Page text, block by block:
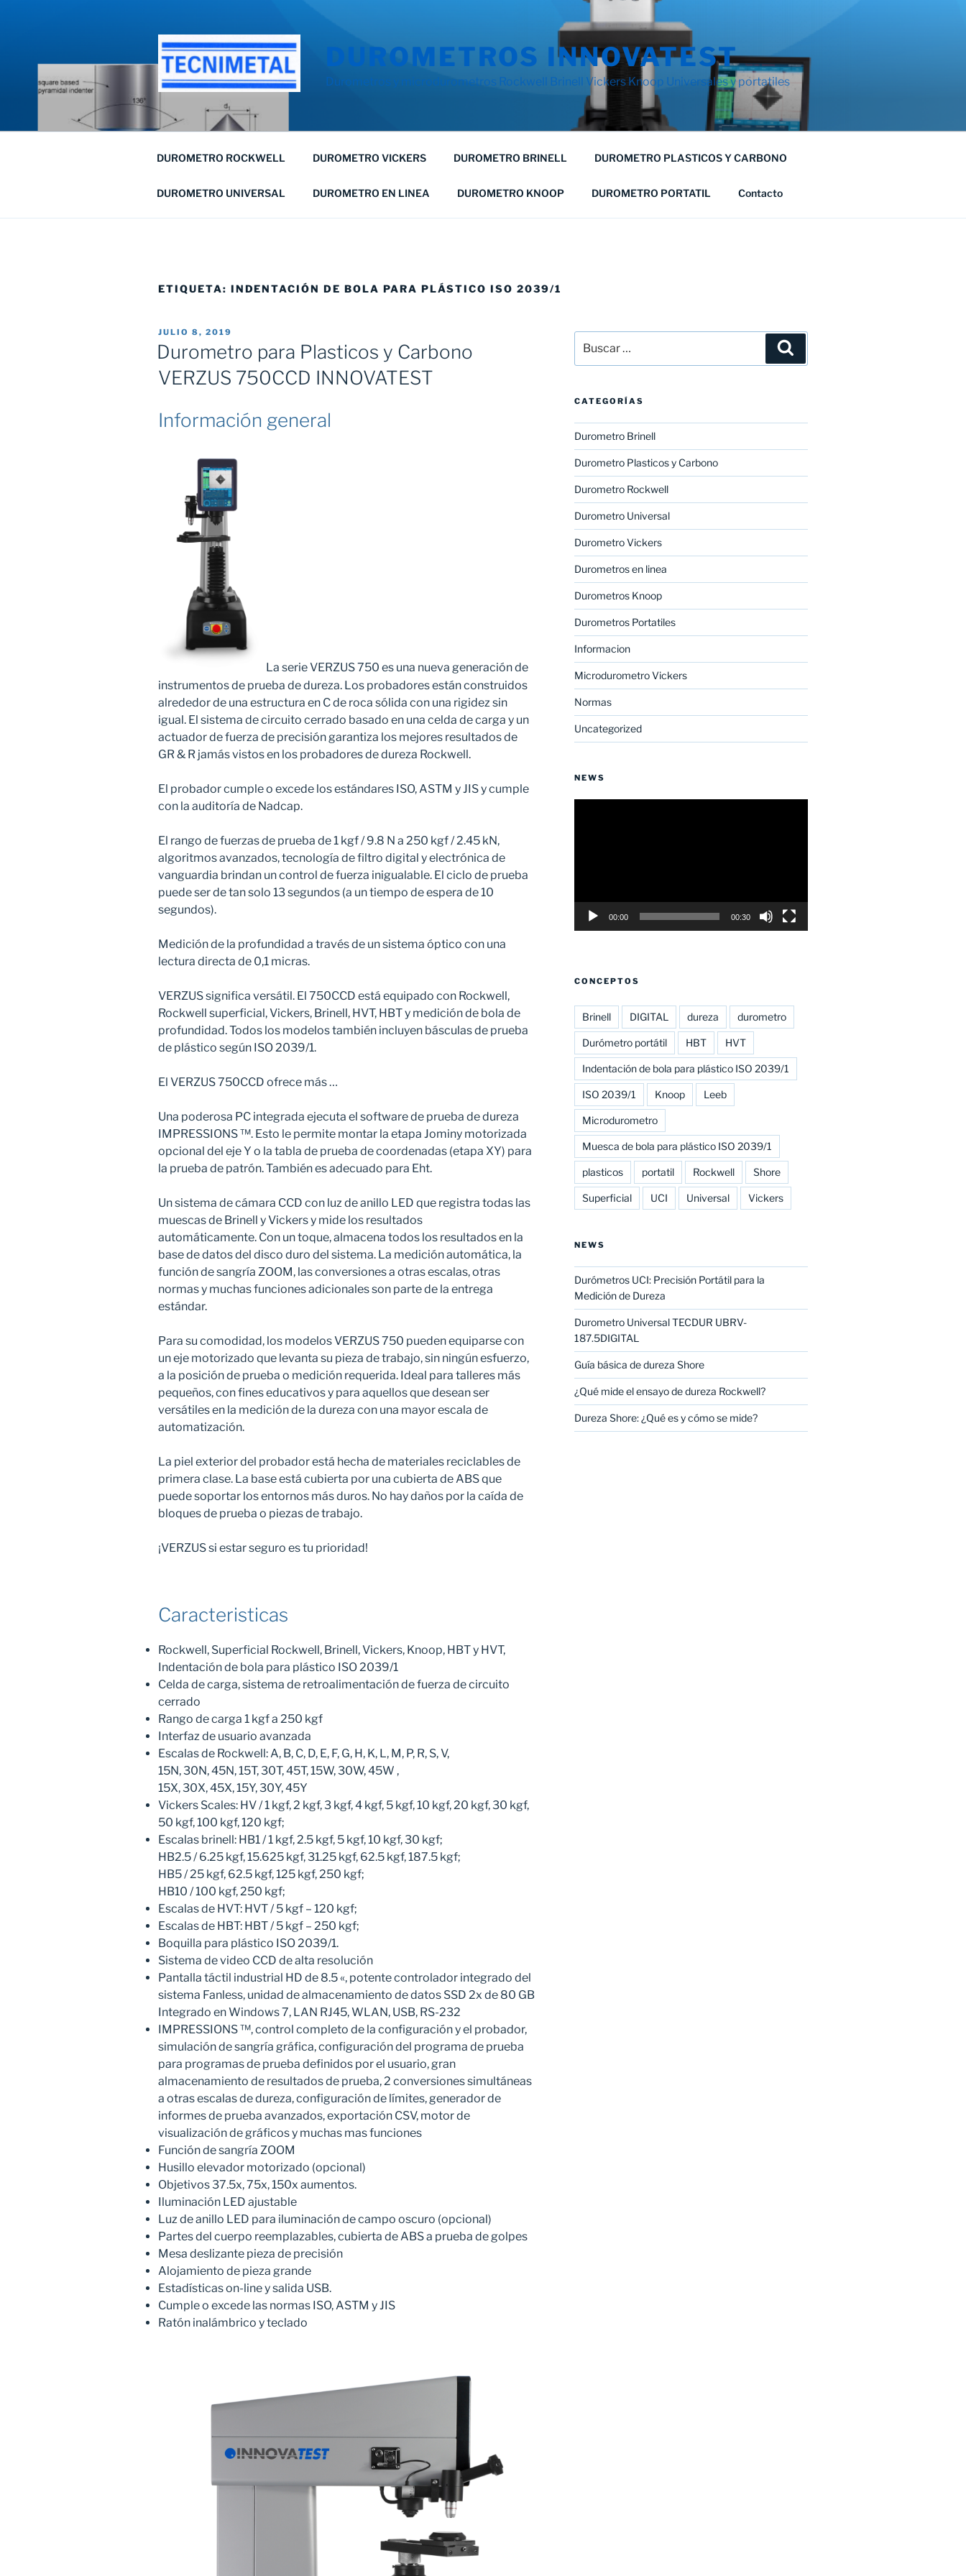
DUROMETROS INNOVATEST
Durometros y microdurometros Rockwell Brinell Vickers Knoop Universales y portatiles
DUROMETRO ROCKWELL DUROMETRO VICKERS DUROMETRO BRINELL DUROMETRO PLASTICOS Y CARBONO
DUROMETRO UNIVERSAL DUROMETRO EN LINEA DUROMETRO KNOOP DUROMETRO PORTATIL Contacto
ETIQUETA: INDENTACIÓN DE BOLA PARA PLÁSTICO ISO 2039/1
PUBLICADO
EL
JULIO 8, 2019
Durometro para Plasticos y Carbono
VERZUS 750CCD INNOVATEST
Información general
La serie VERZUS 750 es una nueva generación de
instrumentos de prueba de dureza. Los probadores están construidos
alrededor de una estructura en C de roca sólida con una rigidez sin
igual. El sistema de circuito cerrado basado en una celda de carga y un
actuador de fuerza de precisión garantiza los mejores resultados de
GR & R jamás vistos en los probadores de dureza Rockwell.
El probador cumple o excede los estándares ISO, ASTM y JIS y cumple
con la auditoría de Nadcap.
El rango de fuerzas de prueba de 1 kgf / 9.8 N a 250 kgf / 2.45 kN,
algoritmos avanzados, tecnología de filtro digital y electrónica de
vanguardia brindan un control de fuerza inigualable. El ciclo de prueba
puede ser de tan solo 13 segundos (a un tiempo de espera de 10
segundos).
Medición de la profundidad a través de un sistema óptico con una
lectura directa de 0,1 micras.
VERZUS significa versátil. El 750CCD está equipado con Rockwell,
Rockwell superficial, Vickers, Brinell, HVT, HBT y medición de bola de
profundidad. Todos los modelos también incluyen básculas de prueba
de plástico según ISO 2039/1.
El VERZUS 750CCD ofrece más …
Una poderosa PC integrada ejecuta el software de prueba de dureza
IMPRESSIONS ™. Esto le permite montar la etapa Jominy motorizada
opcional del eje Y o la tabla de prueba de coordenadas (etapa XY) para
la prueba de patrón. También es adecuado para Eht.
Un sistema de cámara CCD con luz de anillo LED que registra todas las
muescas de Brinell y Vickers y mide los resultados
automáticamente. Con un toque, almacena todos los resultados en la
base de datos del disco duro del sistema. La medición automática, la
función de sangría ZOOM, las conversiones a otras escalas, otras
normas y muchas funciones adicionales son parte de la entrega
estándar.
Para su comodidad, los modelos VERZUS 750 pueden equiparse con
un eje motorizado que levanta su pieza de trabajo, sin ningún esfuerzo,
a la posición de prueba o medición requerida. Ideal para talleres más
pequeños, con fines educativos y para aquellos que desean ser
versátiles en la medición de la dureza con una mayor escala de
automatización.
La piel exterior del probador está hecha de materiales reciclables de
primera clase. La base está cubierta por una cubierta de ABS que
puede soportar los entornos más duros. No hay daños por la caída de
bloques de prueba o piezas de trabajo.
¡VERZUS si estar seguro es tu prioridad!
Caracteristicas
Rockwell, Superficial Rockwell, Brinell, Vickers, Knoop, HBT y HVT,
Indentación de bola para plástico ISO 2039/1
Celda de carga, sistema de retroalimentación de fuerza de circuito
cerrado
Rango de carga 1 kgf a 250 kgf
Interfaz de usuario avanzada
Escalas de Rockwell: A, B, C, D, E, F, G, H, K, L, M, P, R, S, V,
15N, 30N, 45N, 15T, 30T, 45T, 15W, 30W, 45W ,
15X, 30X, 45X, 15Y, 30Y, 45Y
Vickers Scales: HV / 1 kgf, 2 kgf, 3 kgf, 4 kgf, 5 kgf, 10 kgf, 20 kgf, 30 kgf,
50 kgf, 100 kgf, 120 kgf;
Escalas brinell: HB1 / 1 kgf, 2.5 kgf, 5 kgf, 10 kgf, 30 kgf;
HB2.5 / 6.25 kgf, 15.625 kgf, 31.25 kgf, 62.5 kgf, 187.5 kgf;
HB5 / 25 kgf, 62.5 kgf, 125 kgf, 250 kgf;
HB10 / 100 kgf, 250 kgf;
Escalas de HVT: HVT / 5 kgf – 120 kgf;
Escalas de HBT: HBT / 5 kgf – 250 kgf;
Boquilla para plástico ISO 2039/1.
Sistema de video CCD de alta resolución
Pantalla táctil industrial HD de 8.5 «, potente controlador integrado del
sistema Fanless, unidad de almacenamiento de datos SSD 2x de 80 GB
Integrado en Windows 7, LAN RJ45, WLAN, USB, RS-232
IMPRESSIONS ™, control completo de la configuración y el probador,
simulación de sangría gráfica, configuración del programa de prueba
para programas de prueba definidos por el usuario, gran
almacenamiento de resultados de prueba, 2 conversiones simultáneas
a otras escalas de dureza, configuración de límites, generador de
informes de prueba avanzados, exportación CSV, motor de
visualización de gráficos y muchas mas funciones
Función de sangría ZOOM
Husillo elevador motorizado (opcional)
Objetivos 37.5x, 75x, 150x aumentos.
Iluminación LED ajustable
Luz de anillo LED para iluminación de campo oscuro (opcional)
Partes del cuerpo reemplazables, cubierta de ABS a prueba de golpes
Mesa deslizante pieza de precisión
Alojamiento de pieza grande
Estadísticas on-line y salida USB.
Cumple o excede las normas ISO, ASTM y JIS
Ratón inalámbrico y teclado
por:
CATEGORÍAS
Durometro Brinell
Durometro Plasticos y Carbono
Durometro Rockwell
Durometro Universal
Durometro Vickers
Durometros en linea
Durometros Knoop
Durometros Portatiles
Informacion
Microdurometro Vickers
Normas
Uncategorized
NEWS
00:00 00:30
CONCEPTOS
Brinell DIGITAL dureza durometro
Durómetro portátil HBT HVT
Indentación de bola para plástico ISO 2039/1
ISO 2039/1 Knoop Leeb
Microdurometro
Muesca de bola para plástico ISO 2039/1
plasticos portatil Rockwell Shore
Superficial UCI Universal Vickers
NEWS
Durómetros UCI: Precisión Portátil para la
Medición de Dureza
Durometro Universal TECDUR UBRV-
187.5DIGITAL
Guía básica de dureza Shore
¿Qué mide el ensayo de dureza Rockwell?
Dureza Shore: ¿Qué es y cómo se mide?